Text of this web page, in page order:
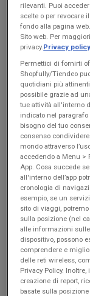
Coop
Risparmio
rilevanti. Puoi
scelte o per revocare
fondo alla pagina
Sito web. Per
privacy. Privacy policy
Permettici di fornirti
Shopfully/Tiendeo
quotidiani più
possibile grazie ad
tue attività all'interno
indicato nel paragrafo
bisogno del tuo
consenso
mondo attraverso
accedendo a Menu >
App. Cosa succede
all'interno dell’app
cronologia di
esempio, se un
sito di viaggi,
sulla posizione (nel
alle informazioni
dispositivo, possono
comprendere e
delle reti wireless,
Privacy Policy.
creazione di report,
basate sulla